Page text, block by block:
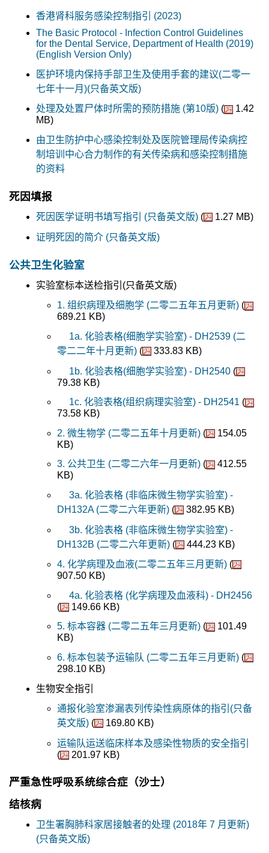
香港肾科服务感染控制指引 (2023)
The Basic Protocol - Infection Control Guidelines
for the Dental Service, Department of Health (2019)
(English Version Only)
医护环境内保持手部卫生及使用手套的建议(二零一
七年十一月)(只备英文版)
处理及处置尸体时所需的预防措施 (第10版)(
1.42
MB)
由卫生防护中心感染控制处及医院管理局传染病控
制培训中心合力制作的有关传染病和感染控制措施
的资料
死因填报
死因医学证明书填写指引 (只备英文版)(
1.27 MB)
证明死因的简介 (只备英文版)
公共卫生化验室
实验室标本送检指引(只备英文版)
1. 组织病理及细胞学 (二零二五年五月更新)(
689.21 KB)
1a. 化验表格(细胞学实验室) - DH2539 (二
零二二年十月更新)(
333.83 KB)
1b. 化验表格(细胞学实验室) - DH2540(
79.38 KB)
1c. 化验表格(组织病理实验室) - DH2541 (
73.58 KB)
2. 微生物学 (二零二五年十月更新)(
154.05
KB)
3. 公共卫生 (二零二六年一月更新)(
412.55
KB)
3a. 化验表格 (非临床微生物学实验室) -
DH132A (二零二六年更新)(
382.95 KB)
3b. 化验表格 (非临床微生物学实验室) -
DH132B (二零二六年更新)(
444.23 KB)
4. 化学病理及血液(二零二五年三月更新)(
907.50 KB)
4a. 化验表格 (化学病理及血液科) - DH2456
(
149.66 KB)
5. 标本容器 (二零二五年三月更新)(
101.49
KB)
6. 标本包装予运输队 (二零二五年三月更新)(
298.10 KB)
生物安全指引
通报化验室渗漏表列传染性病原体的指引(只备
英文版)(
169.80 KB)
运输队运送临床样本及感染性物质的安全指引
(
201.97 KB)
严重急性呼吸系统综合症（沙士）
结核病
卫生署胸肺科家居接触者的处理 (2018年 7 月更新)
(只备英文版)